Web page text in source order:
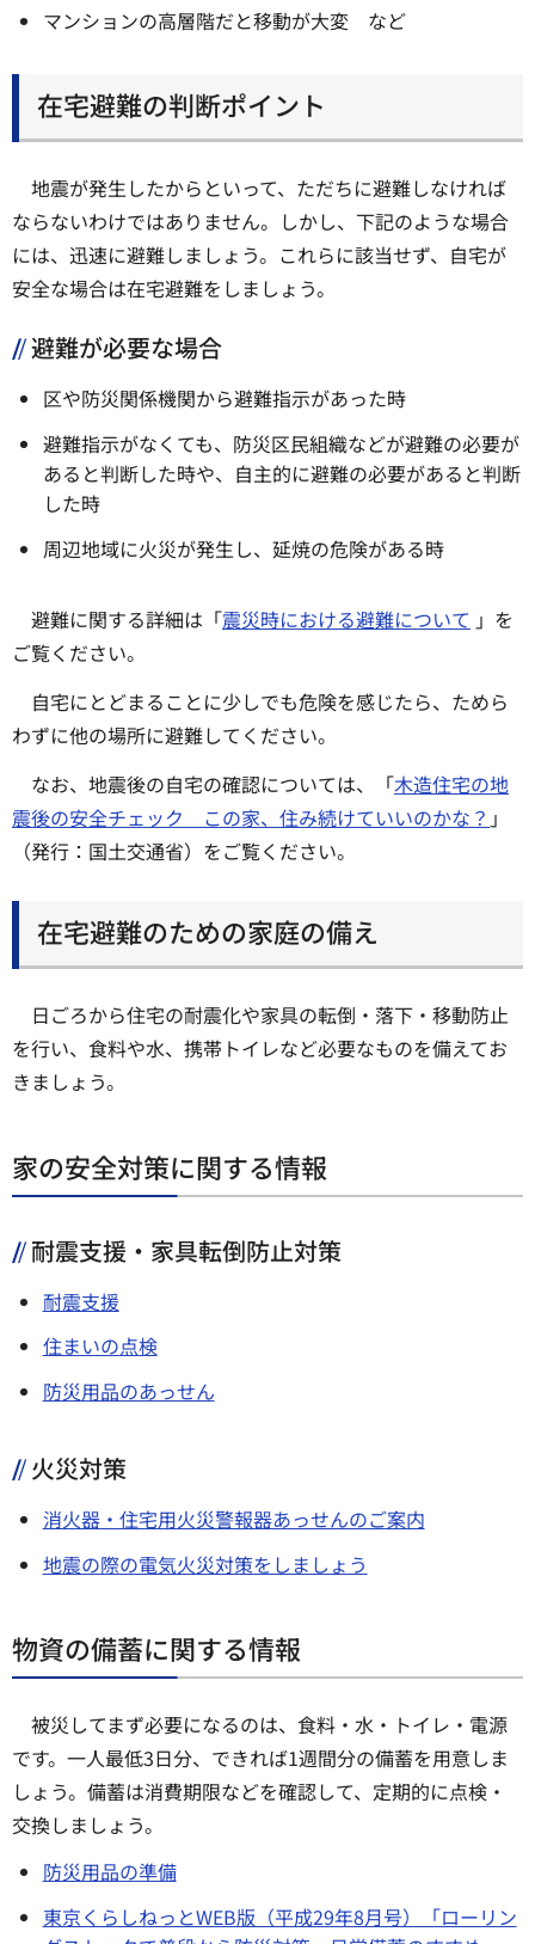
マンションの高層階だと移動が大変 など
在宅避難の判断ポイント
地震が発生したからといって、ただちに避難しなければ
ならないわけではありません。しかし、下記のような場合
には、迅速に避難しましょう。これらに該当せず、自宅が
安全な場合は在宅避難をしましょう。
避難が必要な場合
区や防災関係機関から避難指示があった時
避難指示がなくても、防災区民組織などが避難の必要が
あると判断した時や、自主的に避難の必要があると判断
した時
周辺地域に火災が発生し、延焼の危険がある時
避難に関する詳細は「震災時における避難について 」を
ご覧ください。
自宅にとどまることに少しでも危険を感じたら、ためら
わずに他の場所に避難してください。
なお、地震後の自宅の確認については、「木造住宅の地
震後の安全チェック この家、住み続けていいのかな？ 」
（発行：国土交通省）をご覧ください。
在宅避難のための家庭の備え
日ごろから住宅の耐震化や家具の転倒・落下・移動防止
を行い、食料や水、携帯トイレなど必要なものを備えてお
きましょう。
家の安全対策に関する情報
耐震支援・家具転倒防止対策
耐震支援
住まいの点検
防災用品のあっせん
火災対策
消火器・住宅用火災警報器あっせんのご案内
地震の際の電気火災対策をしましょう
物資の備蓄に関する情報
被災してまず必要になるのは、食料・水・トイレ・電源
です。一人最低3日分、できれば1週間分の備蓄を用意しま
しょう。備蓄は消費期限などを確認して、定期的に点検・
交換しましょう。
防災用品の準備
東京くらしねっとWEB版（平成29年8月号）「ローリン